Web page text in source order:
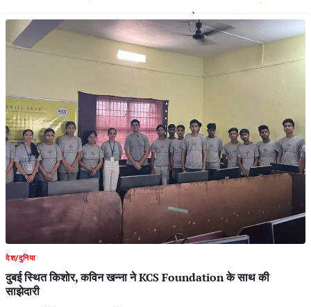
देश/दुनिया
दुबई स्थित किशोर, कविन खन्ना ने KCS Foundation के साथ की
साझेदारी